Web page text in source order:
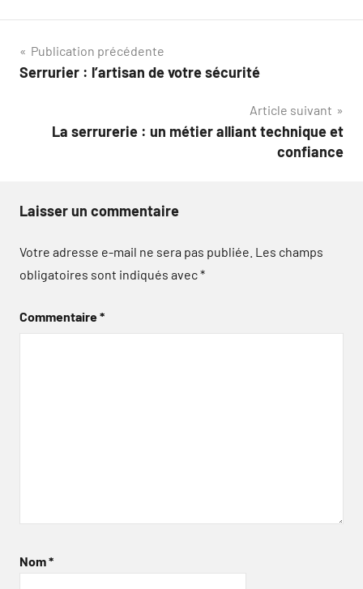
Navigation
de
Publication précédente
Serrurier : l’artisan de votre sécurité
Article suivant
La serrurerie : un métier alliant technique et
confiance
Laisser un commentaire
Votre adresse e-mail ne sera pas publiée. Les champs
obligatoires sont indiqués avec*
Commentaire*
Nom*